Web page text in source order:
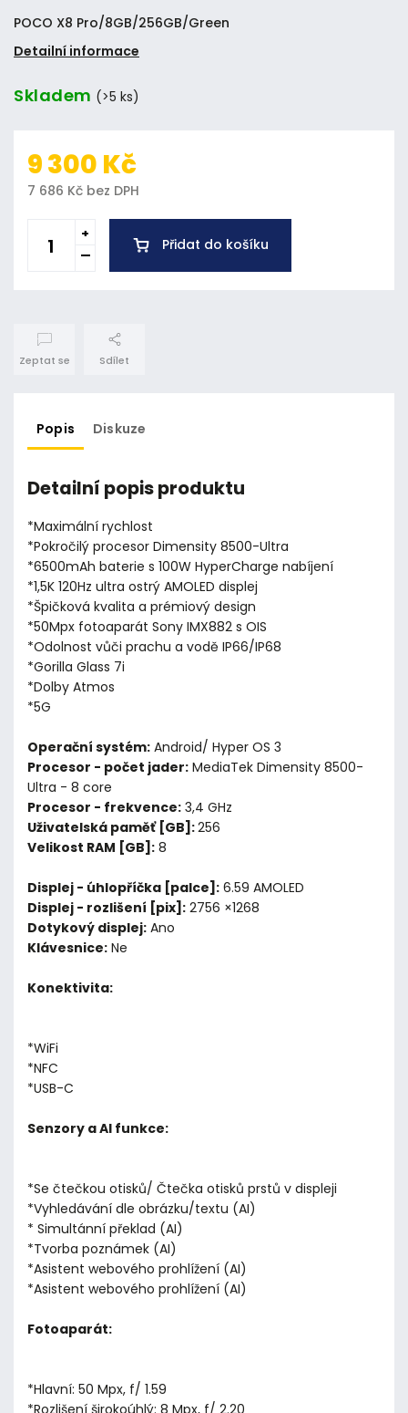
POCO X8 Pro/8GB/256GB/Green
Detailní informace
Skladem (>5 ks)
9 300 Kč
7 686 Kč bez DPH
Přidat do košíku
Zeptat se Sdílet
Popis Diskuze
Detailní popis produktu
*Maximální rychlost
*Pokročilý procesor Dimensity 8500-Ultra
*6500mAh baterie s 100W HyperCharge nabíjení
*1,5K 120Hz ultra ostrý AMOLED displej
*Špičková kvalita a prémiový design
*50Mpx fotoaparát Sony IMX882 s OIS
*Odolnost vůči prachu a vodě IP66/IP68
*Gorilla Glass 7i
*Dolby Atmos
*5G
Operační systém: Android/ Hyper OS 3
Procesor - počet jader: MediaTek Dimensity 8500-
Ultra - 8 core
Procesor - frekvence: 3,4 GHz
Uživatelská paměť [GB]:256
Velikost RAM [GB]: 8
Displej - úhlopříčka [palce]: 6.59 AMOLED
Displej - rozlišení [pix]: 2756 ×1268
Dotykový displej: Ano
Klávesnice: Ne
Konektivita:
*WiFi
*NFC
*USB-C
Senzory a AI funkce:
*Se čtečkou otisků/ Čtečka otisků prstů v displeji
*Vyhledávání dle obrázku/textu (AI)
* Simultánní překlad (AI)
*Tvorba poznámek (AI)
*Asistent webového prohlížení (AI)
*Asistent webového prohlížení (AI)
Fotoaparát:
*Hlavní: 50 Mpx, f/ 1.59
*Rozlišení širokoúhlý: 8 Mpx, f/ 2.20